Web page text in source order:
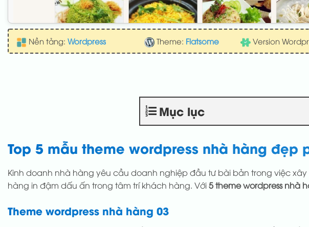
Nền tảng: Wordpress Theme: Flatsome Version
Mục lục
Top 5 mẫu theme wordpress nhà hàng đẹp
Kinh doanh nhà hàng yêu cầu doanh nghiệp đầu tư bài bản trong việc
hàng in đậm dấu ấn trong tâm trí khách hàng. Với5 theme wordpress nhà
Theme wordpress nhà hàng 03